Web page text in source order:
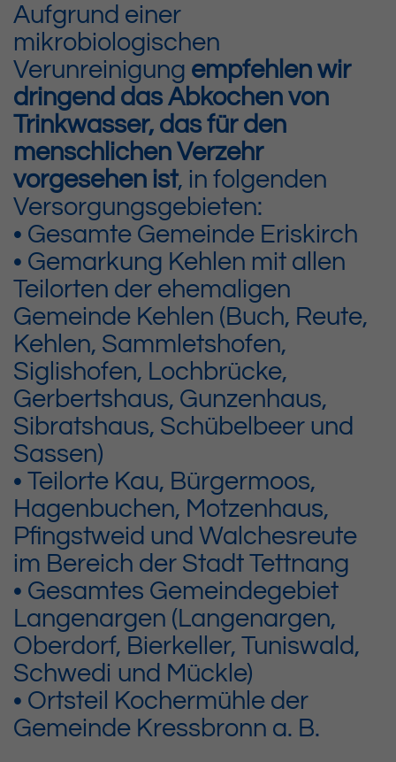
Aufgrund einer
mikrobiologischen
Verunreinigung empfehlen wir
dringend das Abkochen von
Trinkwasser, das für den
menschlichen Verzehr
vorgesehen ist, in folgenden
Versorgungsgebieten:
• Gesamte Gemeinde Eriskirch
• Gemarkung Kehlen mit allen
Teilorten der ehemaligen
Gemeinde Kehlen (Buch, Reute,
Kehlen, Sammletshofen,
Siglishofen, Lochbrücke,
Gerbertshaus, Gunzenhaus,
Sibratshaus, Schübelbeer und
Sassen)
• Teilorte Kau, Bürgermoos,
Hagenbuchen, Motzenhaus,
Pfingstweid und Walchesreute
im Bereich der Stadt Tettnang
• Gesamtes Gemeindegebiet
Langenargen (Langenargen,
Oberdorf, Bierkeller, Tuniswald,
Schwedi und Mückle)
• Ortsteil Kochermühle der
Gemeinde Kressbronn a. B.